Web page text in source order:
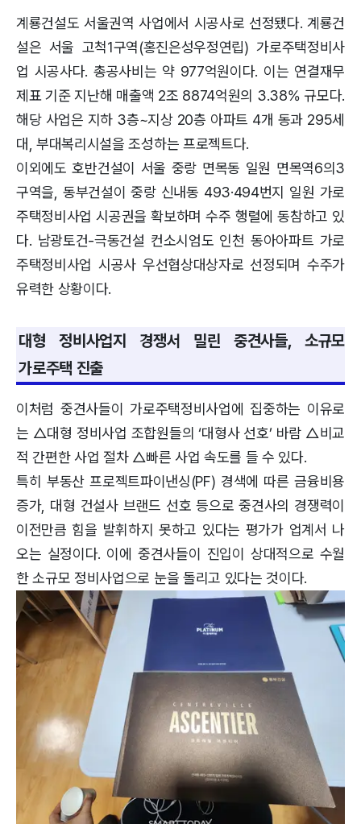
계룡건설도 서울권역 사업에서 시공사로 선정됐다. 계룡건
설은 서울 고척1구역(홍진은성우정연립) 가로주택정비사
업 시공사다. 총공사비는 약 977억원이다. 이는 연결재무
제표 기준 지난해 매출액 2조 8874억원의 3.38% 규모다.
해당 사업은 지하 3층~지상 20층 아파트 4개 동과 295세
대, 부대복리시설을 조성하는 프로젝트다.
이외에도 호반건설이 서울 중랑 면목동 일원 면목역6의3
구역을, 동부건설이 중랑 신내동 493·494번지 일원 가로
주택정비사업 시공권을 확보하며 수주 행렬에 동참하고 있
다. 남광토건-극동건설 컨소시엄도 인천 동아아파트 가로
주택정비사업 시공사 우선협상대상자로 선정되며 수주가
유력한 상황이다.
대형 정비사업지 경쟁서 밀린 중견사들, 소규모
가로주택 진출
이처럼 중견사들이 가로주택정비사업에 집중하는 이유로
는 △대형 정비사업 조합원들의 ‘대형사 선호’ 바람 △비교
적 간편한 사업 절차 △빠른 사업 속도를 들 수 있다.
특히 부동산 프로젝트파이낸싱(PF) 경색에 따른 금융비용
증가, 대형 건설사 브랜드 선호 등으로 중견사의 경쟁력이
이전만큼 힘을 발휘하지 못하고 있다는 평가가 업계서 나
오는 실정이다. 이에 중견사들이 진입이 상대적으로 수월
한 소규모 정비사업으로 눈을 돌리고 있다는 것이다.